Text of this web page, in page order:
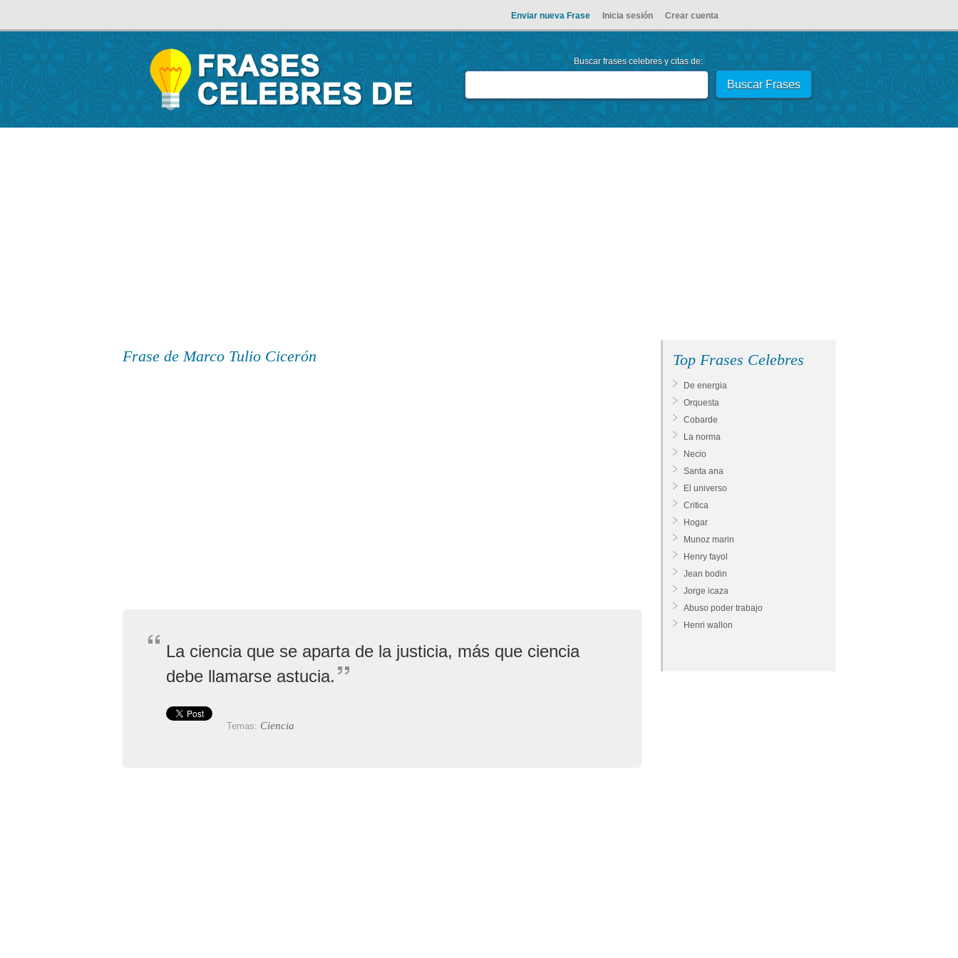
Enviar nueva Frase Inicia sesión Crear cuenta
Buscar frases celebres y citas de:
Frase de Marco Tulio Cicerón
La ciencia que se aparta de la justicia, más que ciencia
debe llamarse astucia.
Temas: Ciencia
Top Frases Celebres
De energia
Orquesta
Cobarde
La norma
Necio
Santa ana
El universo
Critica
Hogar
Munoz marin
Henry fayol
Jean bodin
Jorge icaza
Abuso poder trabajo
Henri wallon